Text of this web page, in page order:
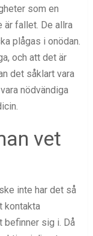
som en
är fallet. De allra
plågas i onödan.
och att det är
det såklart vara
nödvändiga
vet
inte har det så
kontakta
befinner sig i. Då